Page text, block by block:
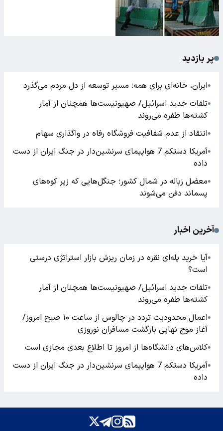
پر بازدید
●ایران، خانه‌ای برای همه؛ مسیر توسعه از دل مردم می‌گذرد
●تلفات جدید اسرائیل/ صهیونیست‌ها همچنان از آمار
کشته‌ها طفره می‌روند
●انتقاد از عدم شفافیت فروشگاه رفاه در واگذاری سهام
●
آمریکا دستکم 7 هواپیمای سرنشین‌دار در جنگ ایران از دست
داده
●معضل زباله در شمال کشور؛ جنگل‌هایی که زیر کوه‌های
پسماند دفن می‌شوند
آخرین اخبار
●آیا خرید پله‌ای نقره در زمان ریزش بازار استراتژی درستی
است؟
●تلفات جدید اسرائیل/ صهیونیست‌ها همچنان از آمار
کشته‌ها طفره می‌روند
●
اعمال محدودیت تردد در چالوس از ساعت ۱۰ صبح امروز/
آغاز موج نهایی بازگشت مسافران نوروزی
●کلاس‌های دانشگاه‌ها از امروز تا اطلاع بعدی مجازی است
●
آمریکا دستکم 7 هواپیمای سرنشین‌دار در جنگ ایران از دست
داده